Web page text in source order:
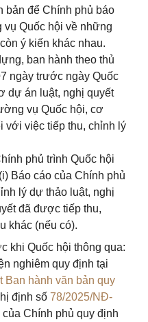
bản để Chính phủ báo
Quốc hội về những
ý kiến khác nhau.
ban hành theo thủ
ngày trước ngày Quốc
dự án luật, nghị quyết
vụ Quốc hội, cơ
với việc tiếp thu, chỉnh lý
phủ trình Quốc hội
Báo cáo của Chính phủ
lý dự thảo luật, nghị
đã được tiếp thu,
khác (nếu có).
khi Quốc hội thông qua:
nghiêm quy định tại
Ban hành văn bản quy
định số 78/2025/NĐ-
Chính phủ quy định